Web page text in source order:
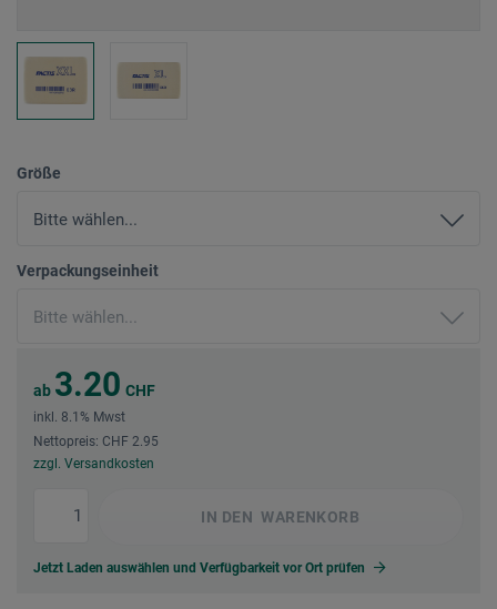
Größe
Verpackungseinheit
ab 3.20 CHF
inkl. 8.1% Mwst
Nettopreis: CHF 2.95
zzgl. Versandkosten
IN DEN WARENKORB
Jetzt Laden auswählen und Verfügbarkeit vor Ort prüfen